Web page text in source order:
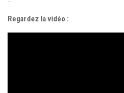
Regardez la vidéo :